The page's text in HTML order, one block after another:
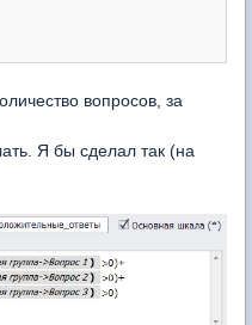
вопросов, за
Я бы сделал так (на